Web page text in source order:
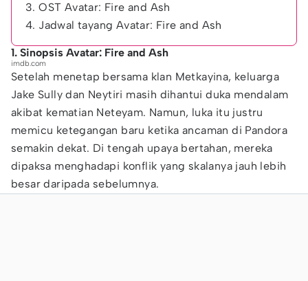
3. OST Avatar: Fire and Ash
4. Jadwal tayang Avatar: Fire and Ash
1. Sinopsis Avatar: Fire and Ash
imdb.com
Setelah menetap bersama klan Metkayina, keluarga
Jake Sully dan Neytiri masih dihantui duka mendalam
akibat kematian Neteyam. Namun, luka itu justru
memicu ketegangan baru ketika ancaman di Pandora
semakin dekat. Di tengah upaya bertahan, mereka
dipaksa menghadapi konflik yang skalanya jauh lebih
besar daripada sebelumnya.